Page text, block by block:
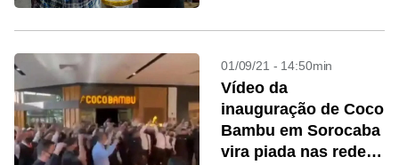
01/09/21 - 14:50min
Vídeo da
inauguração de Coco
Bambu em Sorocaba
vira piada nas redes